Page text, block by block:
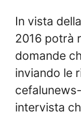
In vista
2016 potrà
domande
inviando le
intervista